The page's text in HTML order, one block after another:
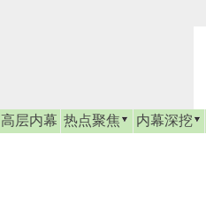
高层内幕 热点聚焦 内幕深挖